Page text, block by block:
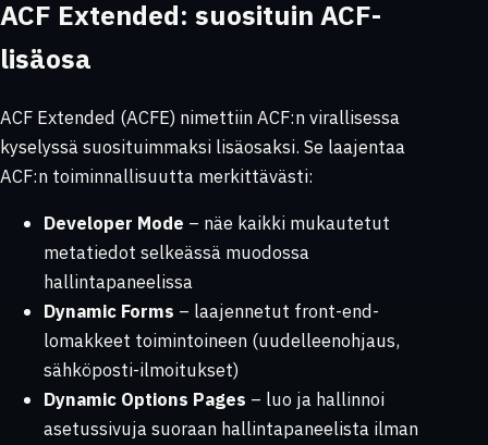
ACF Extended: suosituin ACF-
lisäosa
ACF Extended (ACFE) nimettiin ACF:n virallisessa
kyselyssä suosituimmaksi lisäosaksi. Se laajentaa
ACF:n toiminnallisuutta merkittävästi:
Developer Mode – näe kaikki mukautetut
metatiedot selkeässä muodossa
hallintapaneelissa
Dynamic Forms – laajennetut front-end-
lomakkeet toimintoineen (uudelleenohjaus,
sähköposti-ilmoitukset)
Dynamic Options Pages – luo ja hallinnoi
asetussivuja suoraan hallintapaneelista ilman